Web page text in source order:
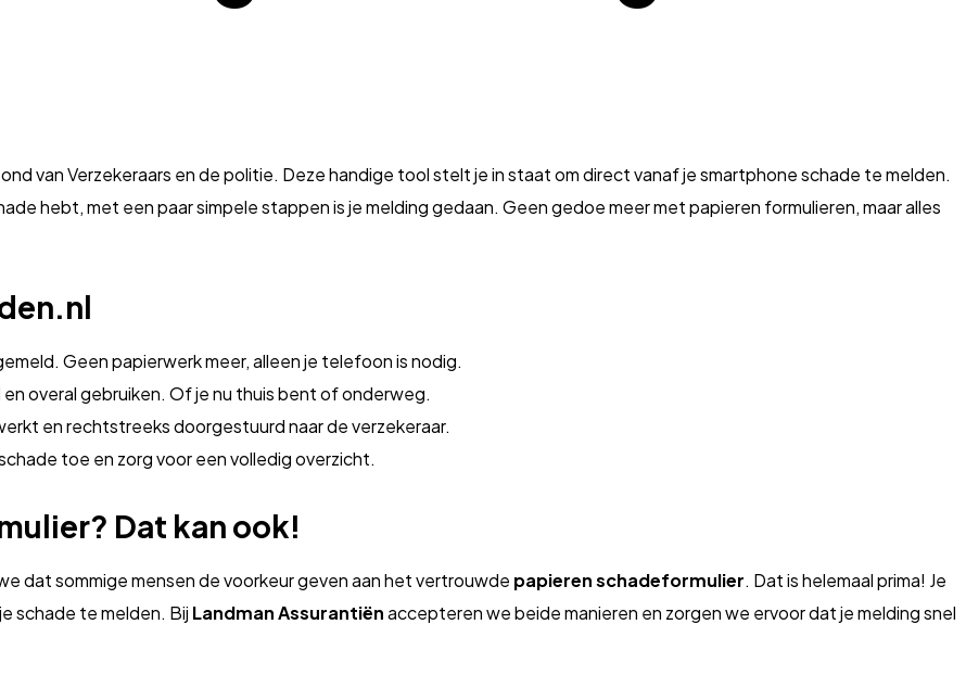
van Verzekeraars en de politie. Deze handige tool stelt je in staat om direct vanaf je smartphone schade te melden.
hebt, met een paar simpele stappen is je melding gedaan. Geen gedoe meer met papieren formulieren, maar alles
Geen papierwerk meer, alleen je telefoon is nodig.
overal gebruiken. Of je nu thuis bent of onderweg.
en rechtstreeks doorgestuurd naar de verzekeraar.
toe en zorg voor een volledig overzicht.
Dat kan ook!
dat sommige mensen de voorkeur geven aan het vertrouwde papieren schadeformulier. Dat is helemaal prima! Je
schade te melden. Bij Landman Assurantiënaccepteren we beide manieren en zorgen we ervoor dat je melding snel